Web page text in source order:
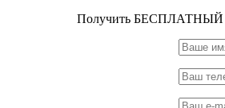
Получить БЕСПЛАТНЫЙ